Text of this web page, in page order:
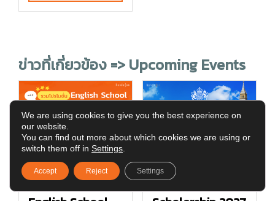
ข่าวที่เกี่ยวข้อง => Upcoming Events
รวมโปรโมชั่น
Chevening
We are using cookies to give you the best experience on
our website.
You can find out more about which cookies we are using or
switch them off in Settings
Accept Reject Settings